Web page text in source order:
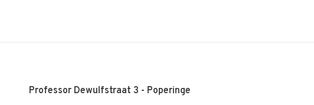
Professor Dewulfstraat 3 - Poperinge